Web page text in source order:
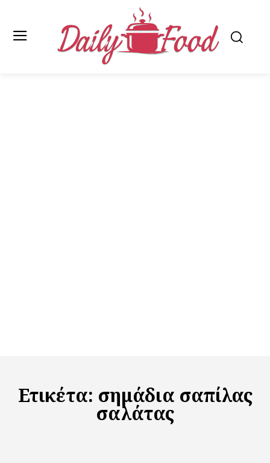
Ετικέτα: σημάδια σαπίλας
σαλάτας